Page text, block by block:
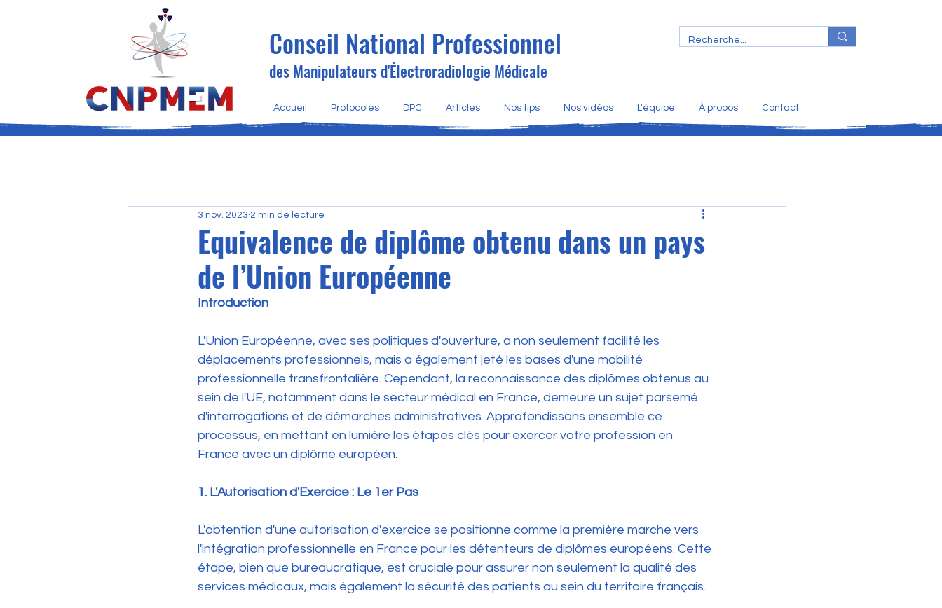
Conseil National Professionnel
des Manipulateurs d'Électroradiologie Médicale
Accueil Protocoles DPC Articles Nos tips Nos vidéos L'équipe À propos Contact
Equivalence de diplôme obtenu dans un pays
de l’Union Européenne
3 nov. 2023 2 min de lecture
Introduction
L'Union Européenne, avec ses politiques d'ouverture, a non seulement facilité les
déplacements professionnels, mais a également jeté les bases d'une mobilité
professionnelle transfrontalière. Cependant, la reconnaissance des diplômes obtenus au
sein de l'UE, notamment dans le secteur médical en France, demeure un sujet parsemé
d'interrogations et de démarches administratives. Approfondissons ensemble ce
processus, en mettant en lumière les étapes clés pour exercer votre profession en
France avec un diplôme européen.
1. L'Autorisation d'Exercice : Le 1er Pas
L'obtention d'une autorisation d'exercice se positionne comme la première marche vers
l'intégration professionnelle en France pour les détenteurs de diplômes européens. Cette
étape, bien que bureaucratique, est cruciale pour assurer non seulement la qualité des
services médicaux, mais également la sécurité des patients au sein du territoire français.